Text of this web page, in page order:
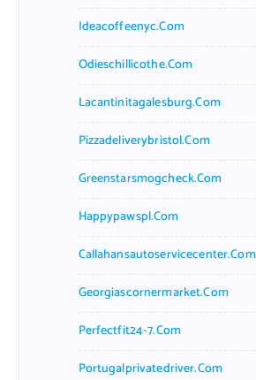
Ideacoffeenyc.com
Odieschillicothe.com
Lacantinitagalesburg.com
Pizzadeliverybristol.com
Greenstarsmogcheck.com
Happypawspl.com
Callahansautoservicecenter.com
Georgiascornermarket.com
Perfectfit24-7.com
Portugalprivatedriver.com